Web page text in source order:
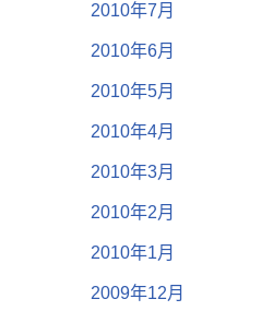
2010年7月
2010年6月
2010年5月
2010年4月
2010年3月
2010年2月
2010年1月
2009年12月